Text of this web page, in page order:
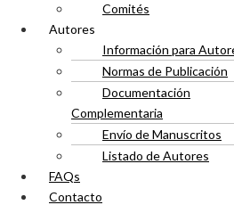
Comités
Autores
Información para
Normas de Publicación
Documentación
Complementaria
Envío de Manuscritos
Listado de Autores
FAQs
Contacto